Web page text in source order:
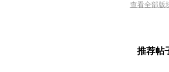
查看全部版
推荐帖